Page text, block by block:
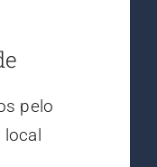
pelo
local